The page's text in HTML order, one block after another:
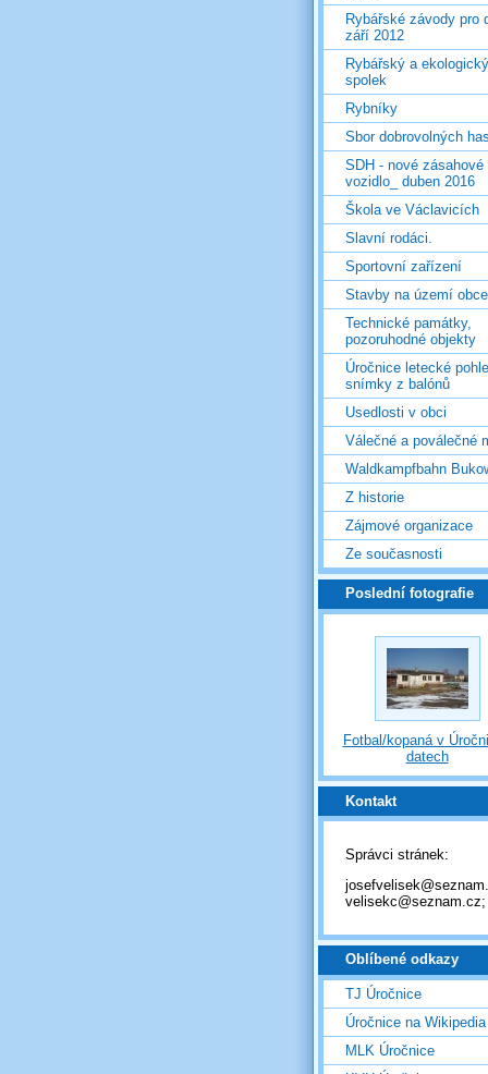
Rybářské závody pro
září 2012
Rybářský a ekologický
spolek
Rybníky
Sbor dobrovolných
SDH - nové zásahové
vozidlo_ duben 2016
Škola ve Václavicích
Slavní rodáci.
Sportovní zařízení
Stavby na území obce
Technické památky,
pozoruhodné objekty
Úročnice letecké
snímky z balónů
Usedlosti v obci
Válečné a poválečné
Waldkampfbahn
Z historie
Zájmové organizace
Ze současnosti
Poslední fotografie
Fotbal/kopaná v
datech
Kontakt
Správci stránek:
velisekc@seznam.cz;
Oblíbené odkazy
TJ Úročnice
Úročnice na Wikipedia
MLK Úročnice